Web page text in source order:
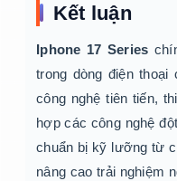
Kết luận
Iphone 17 Series
trong dòng điện
công nghệ tiên tiến,
hợp các công nghệ
chuẩn bị kỹ lưỡng từ
nâng cao trải nghiệm